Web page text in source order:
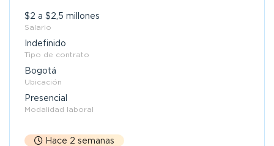
$2 a $2,5 millones
Salario
Indefinido
Tipo de contrato
Bogotá
Ubicación
Presencial
Modalidad laboral
Hace 2 semanas